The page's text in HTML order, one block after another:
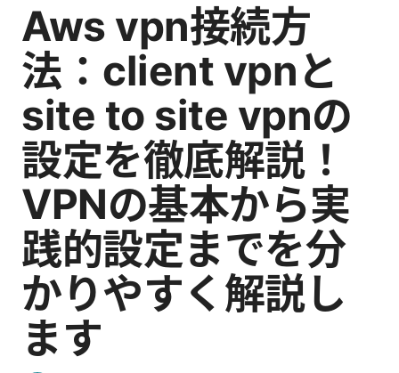
Aws vpn接続方
法：client vpnと
site to site vpnの
設定を徹底解説！
VPNの基本から実
践的設定までを分
かりやすく解説し
ます